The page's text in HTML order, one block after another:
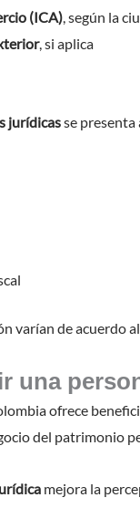
(ICA) , según la
, si aplica
jurídicasse
varían de acuerdo
una
ofrece
del patrimonio
mejora la